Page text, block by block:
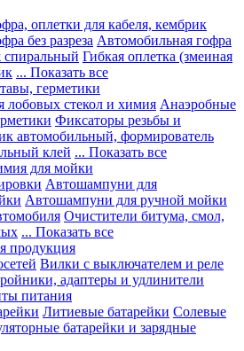
оплетки для кабеля, кембрик
без разреза Автомобильная гофра
спиральный Гибкая оплетка (змеиная
... Показать все
герметики
лобовых стекол и химия Анаэробные
Фиксаторы резьбы и
автомобильный, формирователь
клей ... Показать все
для мойки
Автошампуни для
Автошампуни для ручной мойки
Очистители битума, смол,
... Показать все
продукция
Вилки с выключателем и реле
адаптеры и удлинители
питания
Литиевые батарейки Солевые
батарейки и зарядные